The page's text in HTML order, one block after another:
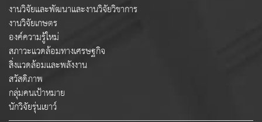
งานวิจัยและพัฒนาและงานวิจัยวิชาการ
งานวิจัยเกษตร
องค์ความรู้ใหม่
สภาวะแวดล้อมทางเศรษฐกิจ
สิ่งแวดล้อมและพลังงาน
สวัสดิภาพ
กลุ่มคนเป้าหมาย
นักวิจัยรุ่นเยาว์